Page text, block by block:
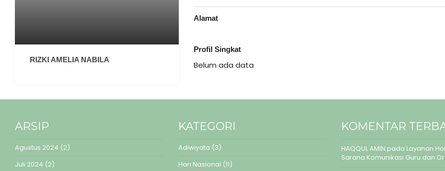
RIZKI AMELIA NABILA
Alamat
Profil Singkat
Belum ada data
ARSIP
Agustus 2024 (2)
Juli 2024 (2)
KATEGORI
Adiwiyata (3)
Hari Nasional (11)
KOMENTAR
HAQQUL AMIN pada Layanan
Sarana Komunikasi Guru dan